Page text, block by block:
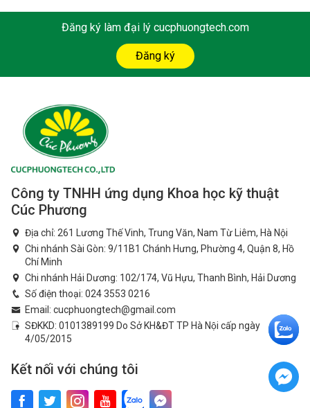
Đăng ký làm đại lý cucphuongtech.com
Đăng ký
Công ty TNHH ứng dụng Khoa học kỹ thuật
Cúc Phương
Địa chỉ: 261 Lương Thế Vinh, Trung Văn, Nam Từ Liêm, Hà Nội
Chi nhánh Sài Gòn: 9/11B1 Chánh Hưng, Phường 4, Quận 8, Hồ
Chí Minh
Chi nhánh Hải Dương: 102/174, Vũ Hựu, Thanh Bình, Hải Dương
Số điện thoại: 024 3553 0216
Email: cucphuongtech@gmail.com
SĐKKD: 0101389199 Do Sở KH&ĐT TP Hà Nội cấp ngày
4/05/2015
Kết nối với chúng tôi